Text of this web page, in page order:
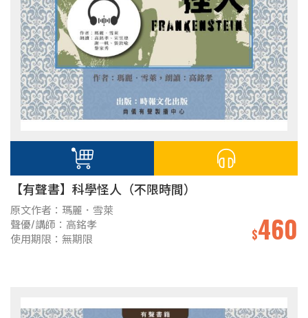
【有聲書】科學怪人（不限時間）
原文作者：瑪麗．雪萊
聲優/講師：高銘孝
使用期限：無期限
$460